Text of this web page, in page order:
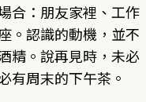
合：朋友家裡、工作
。認識的動機，並不
精。說再見時，未必
有周末的下午茶。